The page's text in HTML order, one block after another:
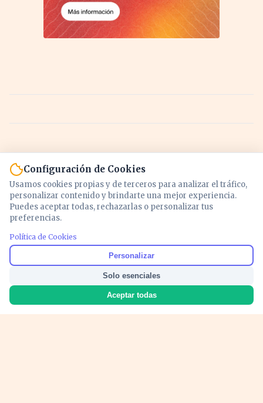
Noticias y análisis de economía, mercados,
inversión y política. Información actualizada
para entender lo que mueve tu dinero y tu
país.
Configuración de Cookies
Usamos cookies propias y de terceros para analizar el tráfico,
personalizar contenido y brindarte una mejor experiencia.
Puedes aceptar todas, rechazarlas o personalizar tus
preferencias.
Política de Cookies
Personalizar
Solo esenciales
Aceptar todas